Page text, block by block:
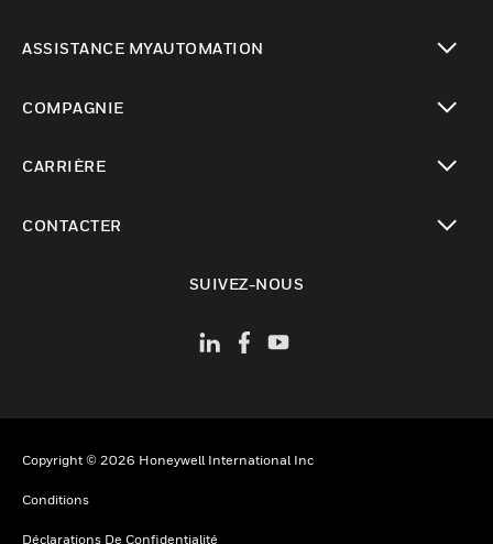
ASSISTANCE MYAUTOMATION
COMPAGNIE
CARRIÈRE
CONTACTER
SUIVEZ-NOUS
Copyright © 2026 Honeywell International Inc
Conditions
Déclarations De Confidentialité